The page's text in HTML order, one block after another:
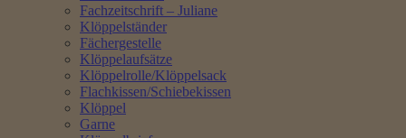
Fachzeitschrift – Juliane
Klöppelständer
Fächergestelle
Klöppelaufsätze
Klöppelrolle/Klöppelsack
Flachkissen/Schiebekissen
Klöppel
Garne